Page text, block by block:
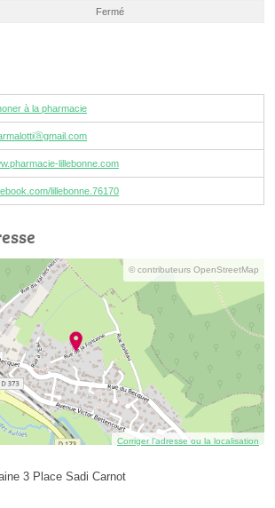
Fermé
à la pharmacie
lillebonne.com
lillebonne.76170
© contributeurs OpenStreetMap
Corriger l’adresse ou la localisation
3 Place Sadi Carnot